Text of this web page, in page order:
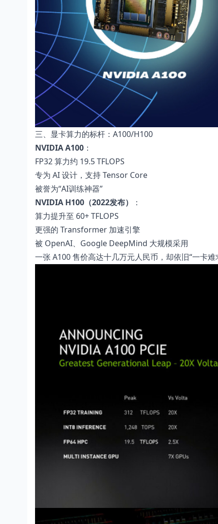
三、显卡算力的标杆：A100/H100
NVIDIA A100 ：
FP32 算力约 19.5 TFLOPS
专为 AI 设计，支持 Tensor Core
被誉为“AI训练神器”
NVIDIA H100（2022发布）
：
算力提升至 60+ TFLOPS
更强的 Transformer 加速引擎
被 OpenAI、Google DeepMind 大规模采用
一张 A100 售价高达十几万元人民币，却依旧“一卡难